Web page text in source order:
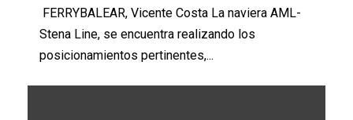
FERRYBALEAR, Vicente Costa La naviera AML-
Stena Line, se encuentra realizando los
posicionamientos pertinentes,...